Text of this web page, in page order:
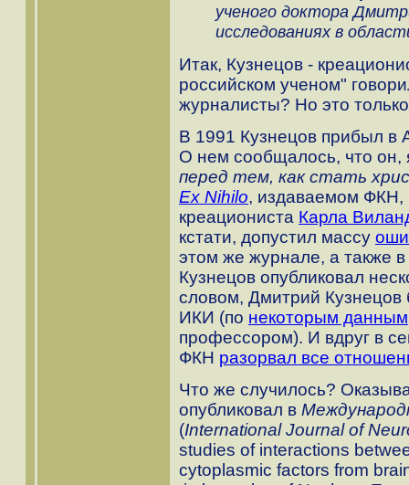
ученого доктора
исследованиях в
Итак, Кузнецов -
российском ученом"
журналисты? Но это
В 1991 Кузнецов прибыл
О нем сообщалось, что он,
перед тем, как стать
Ex Nihilo, издаваемом
креациониста Карла
кстати, допустил массу
этом же журнале, а также в
Кузнецов опубликовал
словом, Дмитрий
ИКИ (по некоторым данным
профессором). И вдруг в
ФКН разорвал все
Что же случилось?
опубликовал в
(International Journal of
studies of interactions
cytoplasmic factors from